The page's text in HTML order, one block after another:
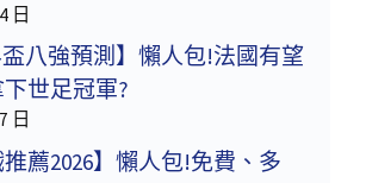
日
盃八強預測】懶人包!法國有望
世足冠軍?
日
推薦2026】懶人包!免費、多